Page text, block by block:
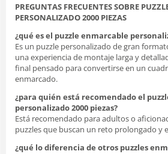
PREGUNTAS FRECUENTES SOBRE
PERSONALIZADO 2000 PIEZAS
¿qué es el puzzle enmarcable
Es un puzzle personalizado de gran
una experiencia de montaje larga y
final pensado para convertirse en un
enmarcado.
¿para quién está recomendado el
personalizado 2000 piezas?
Está recomendado para adultos o
puzzles que buscan un reto prolongado y
¿qué lo diferencia de otros puzzles